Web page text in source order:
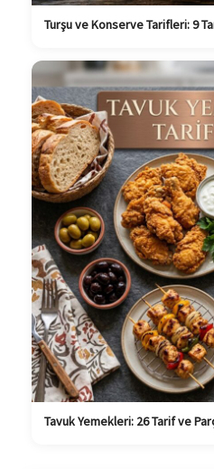
Turşu ve Konserve Tarifleri: 9
Tavuk Yemekleri: 26 Tarif ve